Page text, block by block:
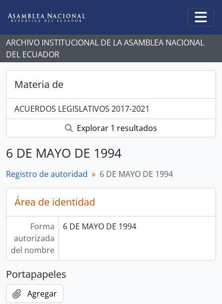
ARCHIVO INSTITUCIONAL DE LA ASAMBLEA NACIONAL
DEL ECUADOR
Materia de
ACUERDOS LEGISLATIVOS 2017-2021
Explorar 1 resultados
6 DE MAYO DE 1994
Registro de autoridad 6 DE MAYO DE 1994
Área de identidad
Forma
autorizada
del nombre
6 DE MAYO DE 1994
Portapapeles
Agregar